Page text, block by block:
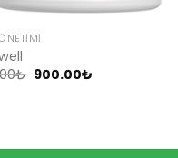
₺ Orijinal
900.00₺